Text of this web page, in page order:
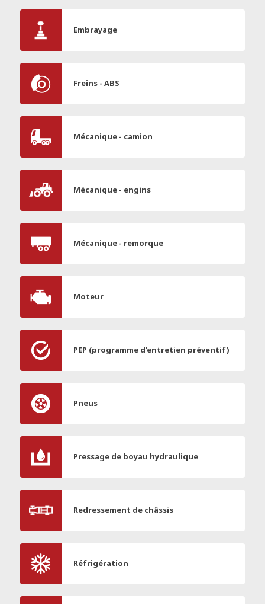
Embrayage
Freins - ABS
Mécanique - camion
Mécanique - engins
Mécanique - remorque
Moteur
PEP (programme d’entretien préventif)
Pneus
Pressage de boyau hydraulique
Redressement de châssis
Réfrigération